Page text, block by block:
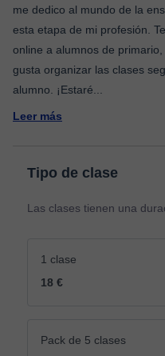
me dedico al mundo de la
esta etapa de mi profesión.
online a alumnos de
gusta organizar las clases
alumno. ¡Estaré
Leer más
Tipo de clase
Las clases tienen una
1 clase
18 €
Pack de 5 clases